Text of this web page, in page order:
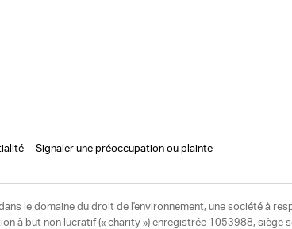
Signaler une préoccupation ou plainte
le domaine du droit de l'environnement, une société à
à but non lucratif (« charity ») enregistrée 1053988, siège